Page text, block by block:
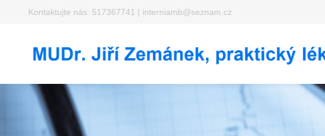
Kontaktujte nás: 517367741 | interniamb@seznam.cz